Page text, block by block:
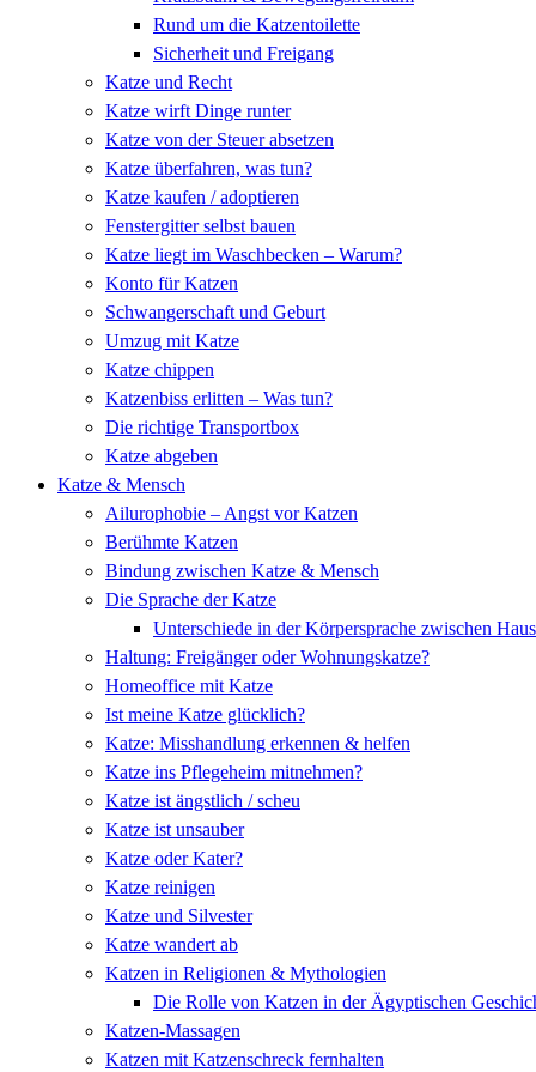
Rund um die Katzentoilette
Sicherheit und Freigang
Katze und Recht
Katze wirft Dinge runter
Katze von der Steuer absetzen
Katze überfahren, was tun?
Katze kaufen / adoptieren
Fenstergitter selbst bauen
Katze liegt im Waschbecken – Warum?
Konto für Katzen
Schwangerschaft und Geburt
Umzug mit Katze
Katze chippen
Katzenbiss erlitten – Was tun?
Die richtige Transportbox
Katze abgeben
Katze & Mensch
Ailurophobie – Angst vor Katzen
Berühmte Katzen
Bindung zwischen Katze & Mensch
Die Sprache der Katze
Unterschiede in der Körpersprache zwischen
Haltung: Freigänger oder Wohnungskatze?
Homeoffice mit Katze
Ist meine Katze glücklich?
Katze: Misshandlung erkennen & helfen
Katze ins Pflegeheim mitnehmen?
Katze ist ängstlich / scheu
Katze ist unsauber
Katze oder Kater?
Katze reinigen
Katze und Silvester
Katze wandert ab
Katzen in Religionen & Mythologien
Die Rolle von Katzen in der Ägyptischen
Katzen-Massagen
Katzen mit Katzenschreck fernhalten